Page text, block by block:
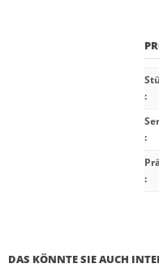
:
:
:
DAS KÖNNTE SIE AUCH